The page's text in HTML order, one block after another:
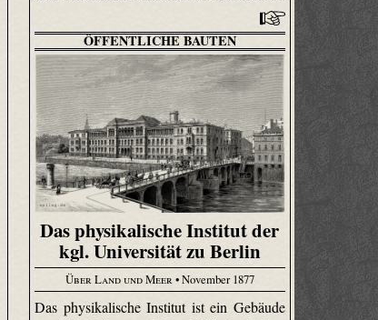
ÖFFENTLICHE BAUTEN
Das physikalische Institut der
kgl. Universität zu Berlin
Über Land und Meer• November 1877
Das physikalische Institut ist ein Gebäude